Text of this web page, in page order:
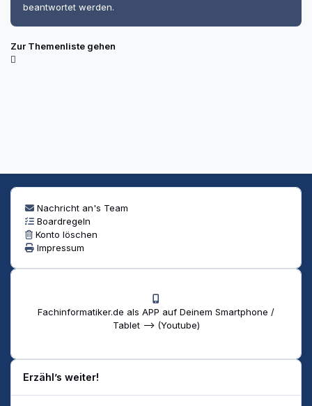
beantwortet werden.
Zur Themenliste gehen
Nachricht an's Team
Boardregeln
Konto löschen
Impressum
Fachinformatiker.de als APP auf Deinem Smartphone /
Tablet --> (Youtube)
Erzähl’s weiter!